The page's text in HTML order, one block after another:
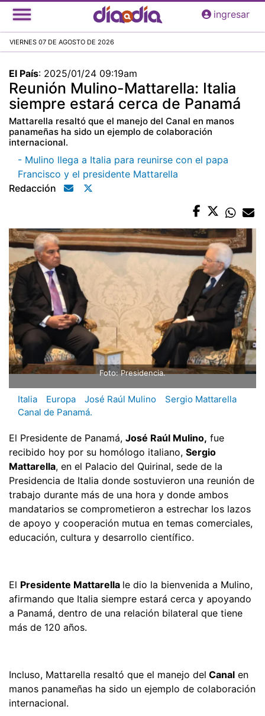
Pasar
al
principal
ingresar
VIERNES 07 DE AGOSTO DE 2026
El País: 2025/01/24 09:19am
Reunión Mulino-Mattarella: Italia
siempre estará cerca de Panamá
Mattarella resaltó que el manejo del Canal en manos
panameñas ha sido un ejemplo de colaboración
internacional.
- Mulino llega a Italia para reunirse con el papa
Francisco y el presidente Mattarella
Redacción
Foto: Presidencia.
Italia Europa José Raúl Mulino
Sergio Mattarella
Canal de Panamá.
El Presidente de Panamá, José Raúl Mulino, fue
recibido hoy por su homólogo italiano, Sergio
Mattarella, en el Palacio del Quirinal, sede de la
Presidencia de Italia donde sostuvieron una reunión de
trabajo durante más de una hora y donde ambos
mandatarios se comprometieron a estrechar los lazos
de apoyo y cooperación mutua en temas comerciales,
educación, cultura y desarrollo científico.
El Presidente Mattarella le dio la bienvenida a Mulino,
afirmando que Italia siempre estará cerca y apoyando
a Panamá, dentro de una relación bilateral que tiene
más de 120 años.
Incluso, Mattarella resaltó que el manejo del Canal en
manos panameñas ha sido un ejemplo de colaboración
internacional.